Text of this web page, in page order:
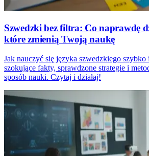
Szwedzki bez filtra: Co naprawdę
które zmienią Twoją naukę
Jak nauczyć się języka szwedzkiego szybko
szokujące fakty, sprawdzone strategie i
sposób nauki. Czytaj i działaj!